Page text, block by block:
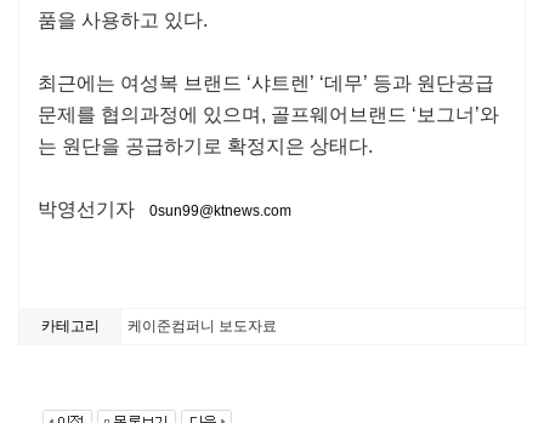
품을 사용하고 있다.
최근에는 여성복 브랜드 ‘샤트렌’ ‘데무’ 등과 원단공급
문제를 협의과정에 있으며, 골프웨어브랜드 ‘보그너’와
는 원단을 공급하기로 확정지은 상태다.
박영선기자 0sun99@ktnews.com
카테고리 케이준컴퍼니 보도자료